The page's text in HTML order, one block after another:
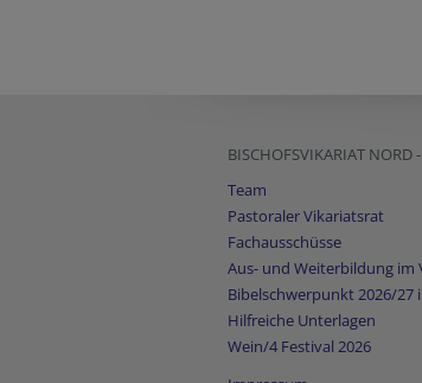
BISCHOFSVIKARIAT NORD
Team
Pastoraler Vikariatsrat
Fachausschüsse
Aus- und Weiterbildung im
Bibelschwerpunkt 2026/27
Hilfreiche Unterlagen
Wein/4 Festival 2026